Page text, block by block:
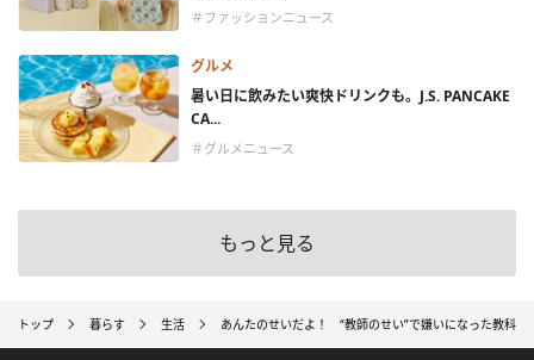
＃ファッションニュース
グルメ
暑い日に飲みたい爽快ドリンクも。J.S. PANCAKE
CA...
＃グルメニュース
もっと見る
トップ 暮らす 生活 あんたのせいだよ！ “教師のせい”で嫌いになった教科（